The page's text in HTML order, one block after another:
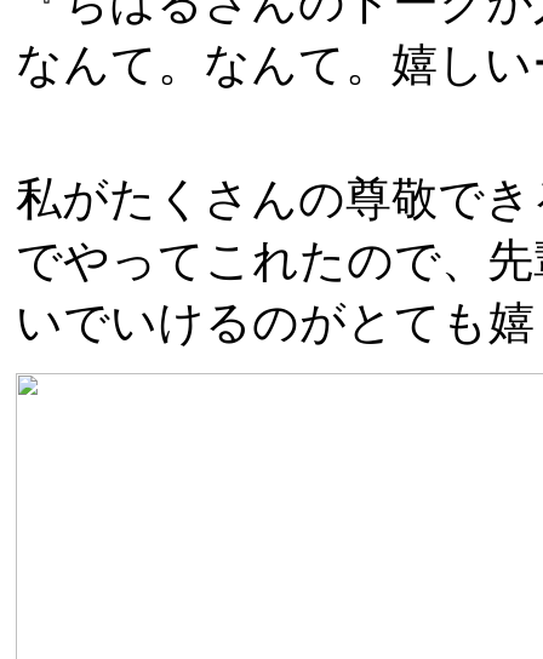
なんて。なんて。嬉しい
私がたくさんの尊敬で
でやってこれたので、
いでいけるのがとても